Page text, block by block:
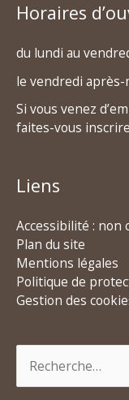
Horaires
du lundi au
le vendredi après-
Si vous venez
faites-vous
Liens
Accessibilité : non
Plan du site
Mentions légales
Politique de
Gestion des